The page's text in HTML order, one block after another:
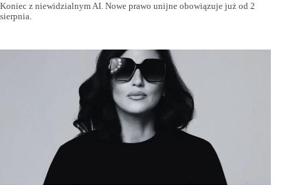
Koniec z niewidzialnym AI. Nowe prawo unijne obowiązuje już od 2
sierpnia.